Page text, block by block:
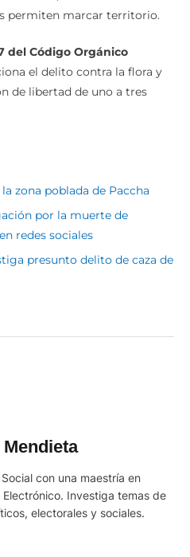
permiten marcar territorio.
del Código Orgánico
el delito contra la flora y
de libertad de uno a tres
zona poblada de Paccha
por la muerte de
redes sociales
presunto delito de caza de
con una maestría en
Investiga temas de
electorales y sociales.